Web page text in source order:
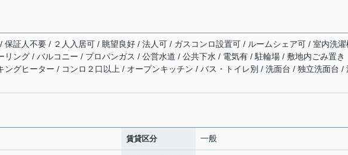
保証人不要 / ２人入居可 / 眺望良好 / 法人可 / ガスコンロ設置可 / ルームシェア可 / 室内洗濯
リング / バルコニー / プロパンガス / 公営水道 / 公共下水 / 電気有 / 駐輪場 / 敷地内ごみ置き
ングヒーター / コンロ２口以上 / オープンキッチン / バス・トイレ別 / 洗面台 / 独立洗面台 /
賃貸区分 一般